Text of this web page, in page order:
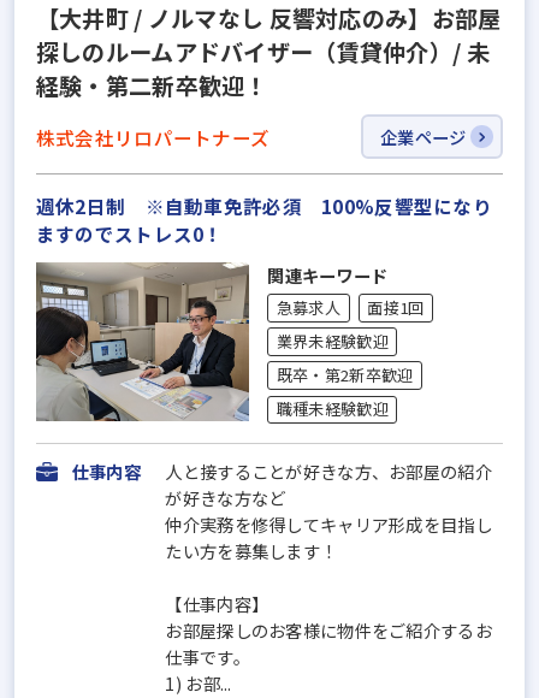
【大井町 / ノルマなし 反響対応のみ】お部屋
探しのルームアドバイザー（賃貸仲介）/ 未
経験・第二新卒歓迎！
株式会社リロパートナーズ 企業ページ
週休2日制 ※自動車免許必須 100%反響型になり
ますのでストレス0！
関連キーワード
急募求人
面接1回
業界未経験歓迎
既卒・第2新卒歓迎
職種未経験歓迎
仕事内容
人と接することが好きな方、お部屋の紹介
が好きな方など
仲介実務を修得してキャリア形成を目指し
たい方を募集します！
【仕事内容】
お部屋探しのお客様に物件をご紹介するお
仕事です。
1) お部...